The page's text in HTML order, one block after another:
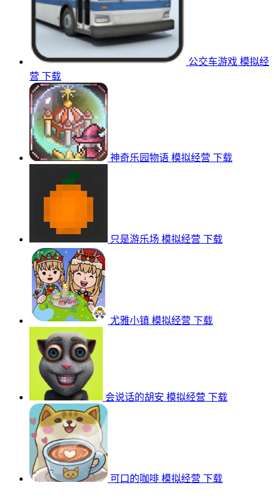
公交车游戏 模拟经
营 下载
神奇乐园物语 模拟经营 下载
只是游乐场 模拟经营 下载
尤雅小镇 模拟经营 下载
会说话的胡安 模拟经营 下载
可口的咖啡 模拟经营 下载